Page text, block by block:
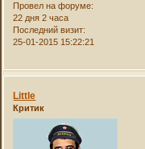
Провел на форуме:
22 дня 2 часа
Последний визит:
25-01-2015 15:22:21
Little
Критик